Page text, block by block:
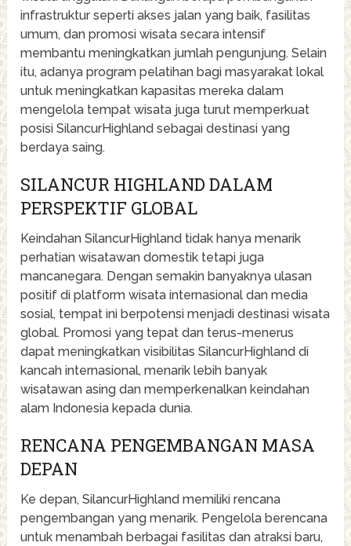
infrastruktur seperti akses jalan yang baik, fasilitas
umum, dan promosi wisata secara intensif
membantu meningkatkan jumlah pengunjung. Selain
itu, adanya program pelatihan bagi masyarakat lokal
untuk meningkatkan kapasitas mereka dalam
mengelola tempat wisata juga turut memperkuat
posisi SilancurHighland sebagai destinasi yang
berdaya saing.
SILANCUR HIGHLAND DALAM
PERSPEKTIF GLOBAL
Keindahan SilancurHighland tidak hanya menarik
perhatian wisatawan domestik tetapi juga
mancanegara. Dengan semakin banyaknya ulasan
positif di platform wisata internasional dan media
sosial, tempat ini berpotensi menjadi destinasi wisata
global. Promosi yang tepat dan terus-menerus
dapat meningkatkan visibilitas SilancurHighland di
kancah internasional, menarik lebih banyak
wisatawan asing dan memperkenalkan keindahan
alam Indonesia kepada dunia.
RENCANA PENGEMBANGAN MASA
DEPAN
Ke depan, SilancurHighland memiliki rencana
pengembangan yang menarik. Pengelola berencana
untuk menambah berbagai fasilitas dan atraksi baru,